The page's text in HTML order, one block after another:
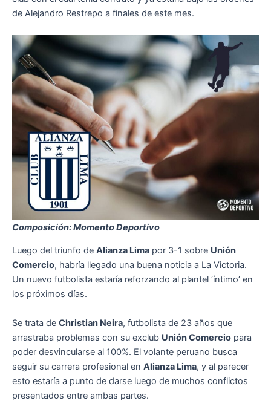
de Alejandro Restrepo a finales de este mes.
Composición: Momento Deportivo
Luego del triunfo de Alianza Lima por 3-1 sobre Unión
Comercio, habría llegado una buena noticia a La Victoria.
Un nuevo futbolista estaría reforzando al plantel ‘íntimo’ en
los próximos días.
Se trata de Christian Neira, futbolista de 23 años que
arrastraba problemas con su exclub Unión Comercio para
poder desvincularse al 100%. El volante peruano busca
seguir su carrera profesional en Alianza Lima, y al parecer
esto estaría a punto de darse luego de muchos conflictos
presentados entre ambas partes.